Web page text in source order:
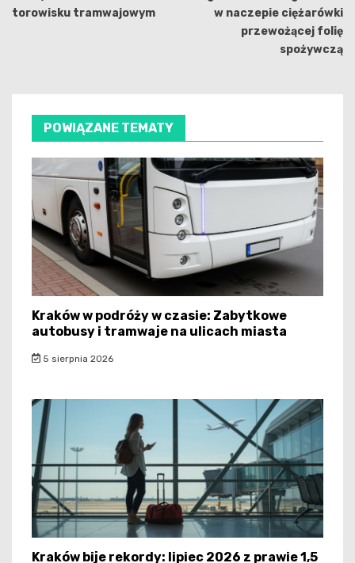
torowisku tramwajowym
w naczepie ciężarówki
przewożącej folię
spożywczą
POWIĄZANE TEMATY
Kraków w podróży w czasie: Zabytkowe
autobusy i tramwaje na ulicach miasta
5 sierpnia 2026
Kraków bije rekordy: lipiec 2026 z prawie 1,5